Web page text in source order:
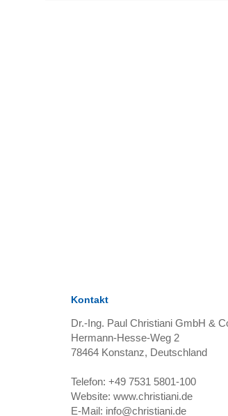
Kontakt
Dr.-Ing. Paul Christiani GmbH &
Hermann-Hesse-Weg 2
78464 Konstanz, Deutschland
Telefon: +49 7531 5801-100
Website: www.christiani.de
E-Mail: info@christiani.de